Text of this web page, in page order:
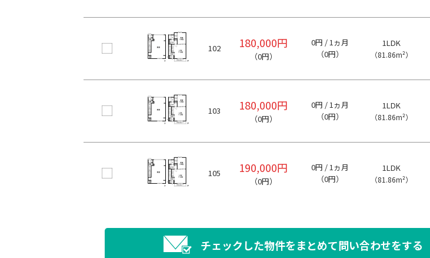
102 180,000円
（0円）
0円 / 1ヵ月
（0円）
1LDK
（81.86m²）
103 180,000円
（0円）
0円 / 1ヵ月
（0円）
1LDK
（81.86m²）
105 190,000円
（0円）
0円 / 1ヵ月
（0円）
1LDK
（81.86m²）
チェックした物件をまとめて問い合わせをする